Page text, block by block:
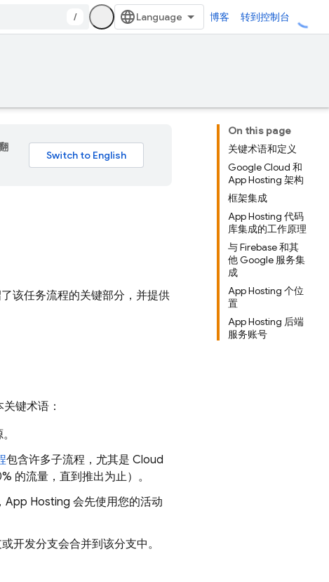
/ 博客 转到控制台
On this page
关键术语和定义
Google Cloud 和
App Hosting 架构
框架集成
App Hosting 代码
库集成的工作原理
与 Firebase 和其
他 Google 服务集
成
App Hosting 个位
置
App Hosting 后端
服务账号
该任务流程的关键部分，并提供
键术语：
包含许多子流程，尤其是Cloud
的流量，直到推出为止）。
App Hosting 会先使用您的活动
开发分支会合并到该分支中。